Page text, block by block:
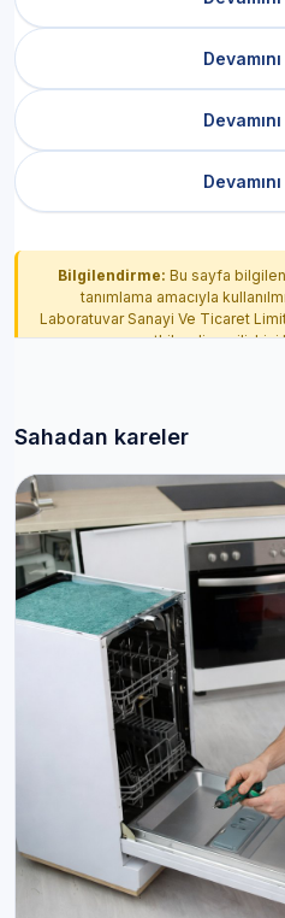
Bilgilendirme: Bu sayfa
tanımlama amacıyla
Laboratuvar Sanayi Ve Ticaret
yetkilendirme ilişkisi
Sahadan kareler